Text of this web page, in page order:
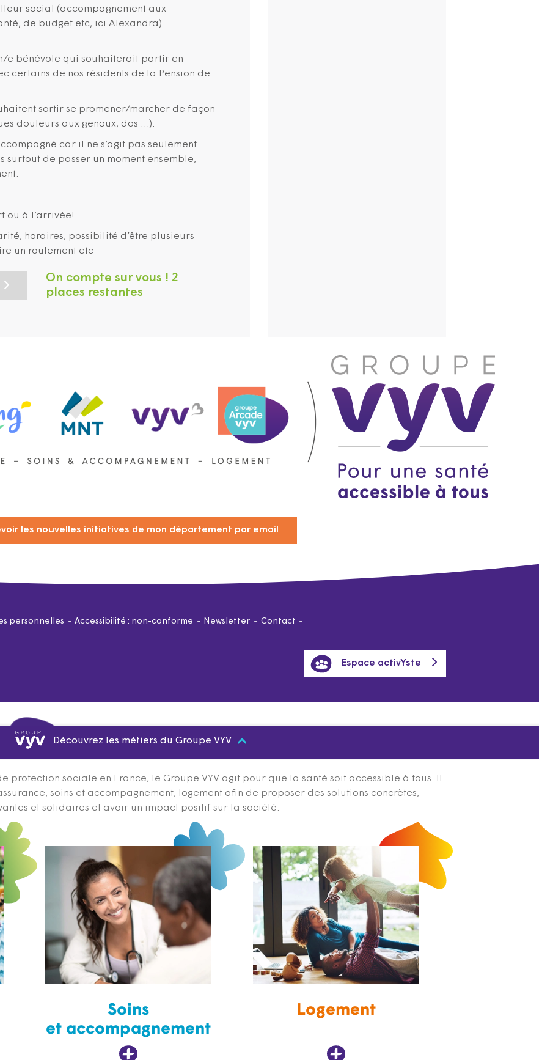
social (accompagnement aux
de budget etc, ici Alexandra).
e bénévole qui souhaiterait partir en
certains de nos résidents de la Pension de
sortir se promener/marcher de façon
douleurs aux genoux, dos …).
car il ne s’agit pas seulement
surtout de passer un moment ensemble,
ou à l’arrivée!
horaires, possibilité d’être plusieurs
un roulement etc
On compte sur vous ! 2
places restantes
les nouvelles initiatives de mon département par email
personnelles Accessibilité : non-conforme Newsletter Contact
Espace activYste
Découvrez les métiers du Groupe VYV
protection sociale en France, le Groupe VYV agit pour que la santé soit accessible à tous. Il
soins et accompagnement, logement afin de proposer des solutions concrètes,
et solidaires et avoir un impact positif sur la société.
Soins
et accompagnement
Logement